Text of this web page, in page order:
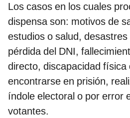
Los casos en los cuales
dispensa son: motivos de
estudios o salud,
pérdida del DNI,
directo, discapacidad física
encontrarse en prisión,
índole electoral o por error
votantes.